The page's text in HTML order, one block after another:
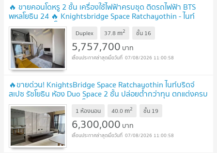
🔥 ขายคอนโดหรู 2 ชั้น เครื่องใช้ไฟฟ้าครบชุด ติดรถไฟฟ้า BTS
พหลโยธิน 24 🔥 Knightsbridge Space Ratchayothin - ไนท์
บริดจ์ สเปซ รัชโยธิน
Duplex 37.8 m2 ชั้น 16
5,757,700 บาท
07/08/2026 11:00:58
🔥ขายด่วน! KnightsBridge Space Ratchayothin ไนท์บริดจ์
สเปซ รัชโยธิน ห้อง Duo Space 2 ชั้น ปล่อยต่ำกว่าทุน ตกแต่งครบ
✅ 20 ก้าว ถึง BTS พหลโยธิน 24
1 ห้องนอน 40.0 m2 ชั้น 19
6,300,000 บาท
07/08/2026 11:00:58